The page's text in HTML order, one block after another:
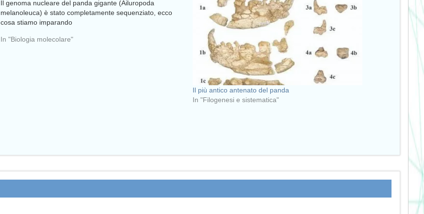
Il genoma nucleare del panda gigante (Ailuropoda
melanoleuca) è stato completamente sequenziato, ecco
cosa stiamo imparando
In "Biologia molecolare"
Il più antico antenato del panda
In "Filogenesi e sistematica"